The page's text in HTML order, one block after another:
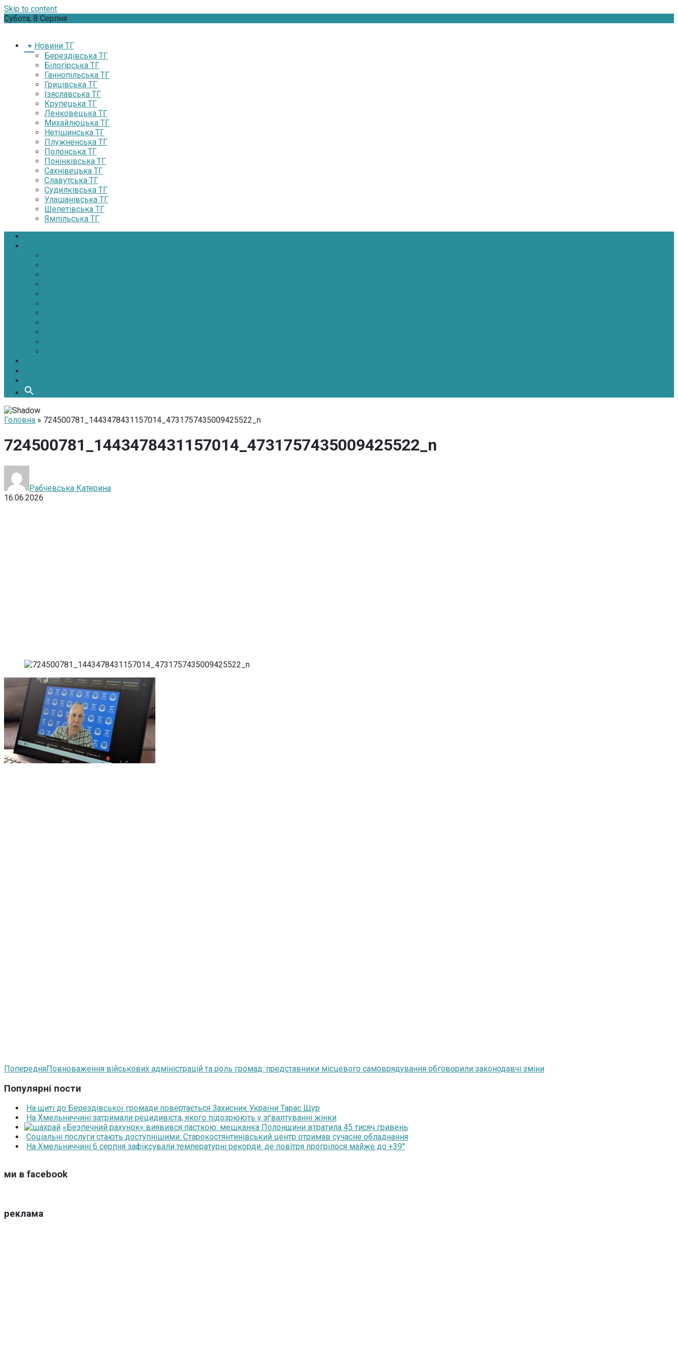
Skip to content
Субота, 8 Серпня
Новини ТГ
Берездівська ТГ
Білогірська ТГ
Ганнопільська ТГ
Грицівська ТГ
Ізяславська ТГ
Крупецька ТГ
Ленковецька ТГ
Михайлюцька ТГ
Нетішинська ТГ
Плужненська ТГ
Полонська ТГ
Понінківська ТГ
Сахнівецька ТГ
Славутська ТГ
Судилківська ТГ
Улашанівська ТГ
Шепетівська ТГ
Ямпільська ТГ
Головна » 724500781_1443478431157014_4731757435009425522_n
724500781_1443478431157014_4731757435009425522_n
Рабчевська Катерина
16.06.2026
ПопередняПовноваження військових адміністрацій та роль громад: представники місцевого самоврядування обговорили законодавчі зміни
Популярні пости
На щиті до Берездівської громади повертається Захисник України Тарас Щур
На Хмельниччині затримали рецидивіста, якого підозрюють у зґвалтуванні жінки
«Безпечний рахунок» виявився пасткою: мешканка Полонщини втратила 45 тисяч гривень
Соціальні послуги стають доступнішими: Старокостянтинівський центр отримав сучасне обладнання
На Хмельниччині 6 серпня зафіксували температурні рекорди: де повітря прогрілося майже до +39°
ми в facebook
реклама